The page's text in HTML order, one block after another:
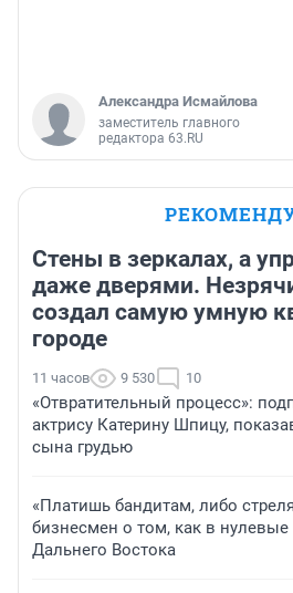
Александра Исмайлова
заместитель главного
редактора 63.RU
Стены в зеркалах, а
даже дверями.
создал самую умную
городе
11 часов 9 530 10
«Отвратительный процесс»:
актрису Катерину Шпицу,
сына грудью
«Платишь бандитам, либо
бизнесмен о том, как в
Дальнего Востока